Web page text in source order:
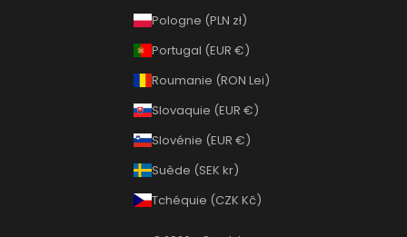
Pologne (PLN zł)
Portugal (EUR €)
Roumanie (RON Lei)
Slovaquie (EUR €)
Slovénie (EUR €)
Suède (SEK kr)
Tchéquie (CZK Kč)